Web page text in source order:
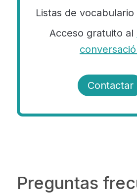
Listas de
Acceso gratuito al
Contactar
Preguntas